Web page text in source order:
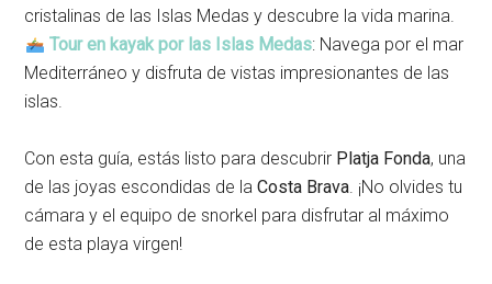
cristalinas de las Islas Medas y descubre la vida marina.
Tour en kayak por las Islas Medas: Navega por el mar
Mediterráneo y disfruta de vistas impresionantes de las
islas.
Con esta guía, estás listo para descubrir Platja Fonda, una
de las joyas escondidas de laCosta Brava. ¡No olvides tu
cámara y el equipo de snorkel para disfrutar al máximo
de esta playa virgen!